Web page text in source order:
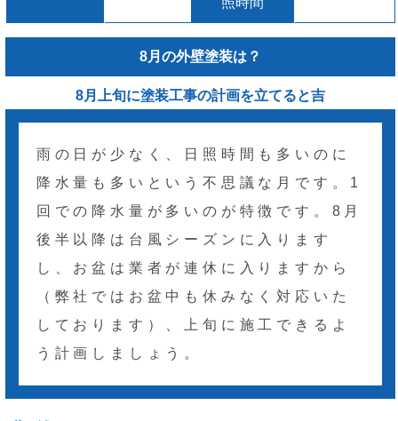
8月の外壁塗装は？
8月上旬に塗装工事の計画を立てると吉
雨の日が少なく、日照時間も多いのに
降水量も多いという不思議な月です。1
回での降水量が多いのが特徴です。8月
後半以降は台風シーズンに入ります
し、お盆は業者が連休に入りますから
（弊社ではお盆中も休みなく対応いた
しております）、上旬に施工できるよ
う計画しましょう。